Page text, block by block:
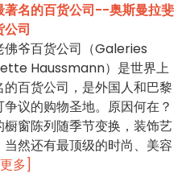
著名的百货公司--奥斯曼拉斐
公司
佛爷百货公司（Galeries
Haussmann）是世界上
的百货公司，是外国人和巴黎
争议的购物圣地。原因何在？
橱窗陈列随季节变换，装饰艺
然还有最顶级的时尚、美容
多]